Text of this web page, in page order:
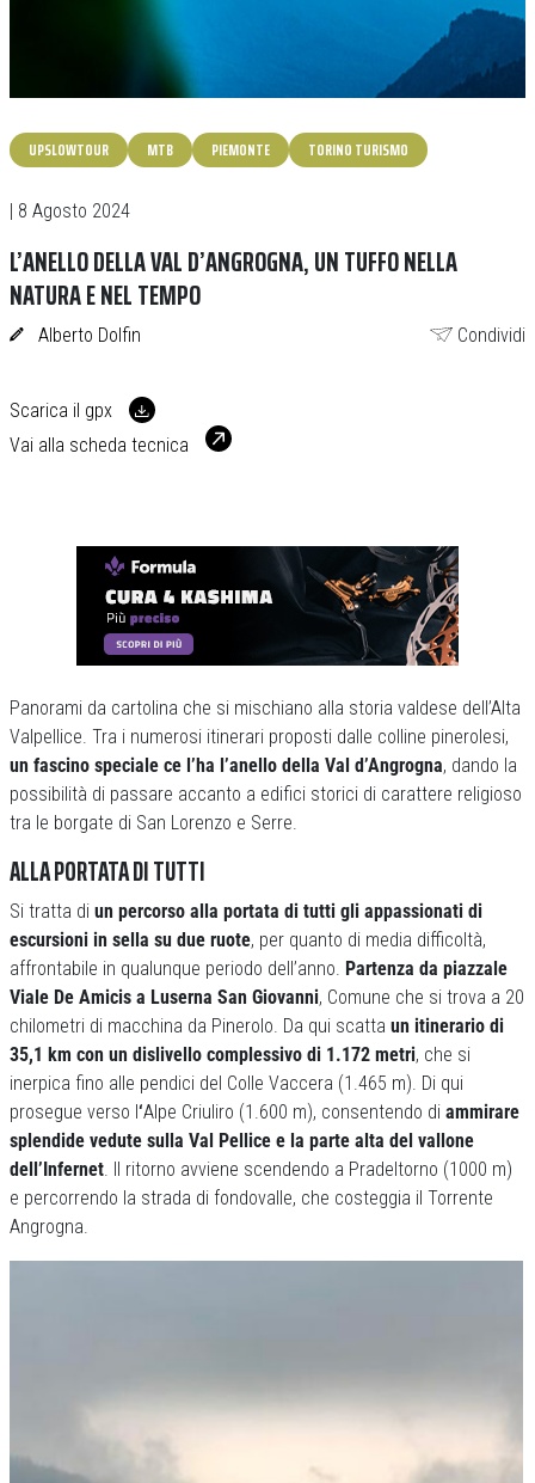
UPSLOWTOUR MTB PIEMONTE TORINO TURISMO
| 8 Agosto 2024
L’ANELLO DELLA VAL D’ANGROGNA, UN TUFFO NELLA
NATURA E NEL TEMPO
Alberto Dolfin Condividi
Scarica il gpx
Vai alla scheda tecnica
Panorami da cartolina che si mischiano alla storia valdese dell’Alta
Valpellice. Tra i numerosi itinerari proposti dalle colline pinerolesi,
un fascino speciale ce l’ha l’anello della Val d’Angrogna, dando la
possibilità di passare accanto a edifici storici di carattere religioso
tra le borgate di San Lorenzo e Serre.
ALLA PORTATA DI TUTTI
Si tratta di un percorso alla portata di tutti gli appassionati di
escursioni in sella su due ruote, per quanto di media difficoltà,
affrontabile in qualunque periodo dell’anno. Partenza da piazzale
Viale De Amicis a Luserna San Giovanni, Comune che si trova a 20
chilometri di macchina da Pinerolo. Da qui scatta un itinerario di
35,1 km con un dislivello complessivo di 1.172 metri, che si
inerpica fino alle pendici del Colle Vaccera (1.465 m). Di qui
prosegue verso l‘Alpe Criuliro (1.600 m), consentendo di ammirare
splendide vedute sulla Val Pellice e la parte alta del vallone
dell’Infernet. Il ritorno avviene scendendo a Pradeltorno (1000 m)
e percorrendo la strada di fondovalle, che costeggia il Torrente
Angrogna.